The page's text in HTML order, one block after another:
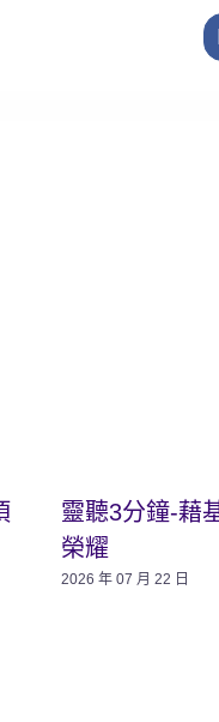
靈聽3分鐘-藉
榮耀
2026 年 07 月 22 日